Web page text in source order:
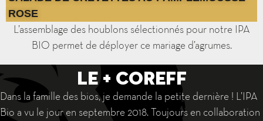
ROSE
L’assemblage des houblons sélectionnés pour notre IPA
BIO permet de déployer ce mariage d’agrumes.
Le + Coreff
Dans la famille des bios, je demande la petite dernière ! L’IPA
Bio a vu le jour en septembre 2018. Toujours en collaboration